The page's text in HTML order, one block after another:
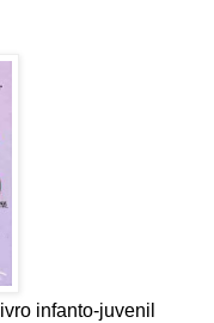
infanto-juvenil